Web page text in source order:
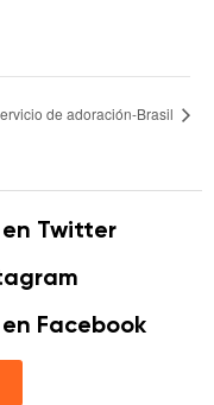
de adoración-Brasil
Twitter
Facebook